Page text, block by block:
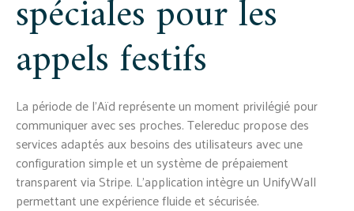
spéciales pour les
appels festifs
La période de l'Aïd représente un moment privilégié pour
communiquer avec ses proches. Telereduc propose des
services adaptés aux besoins des utilisateurs avec une
configuration simple et un système de prépaiement
transparent via Stripe. L'application intègre un UnifyWall
permettant une expérience fluide et sécurisée.